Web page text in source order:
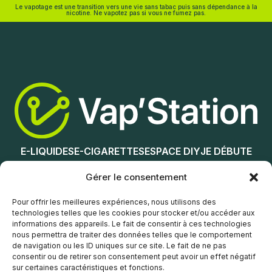
Gérer le consentement
Pour offrir les meilleures expériences, nous utilisons des
technologies telles que les cookies pour stocker et/ou accéder aux
informations des appareils. Le fait de consentir à ces technologies
nous permettra de traiter des données telles que le comportement
de navigation ou les ID uniques sur ce site. Le fait de ne pas
consentir ou de retirer son consentement peut avoir un effet négatif
sur certaines caractéristiques et fonctions.
0
3
6
18
Choix des options
Le vapotage est une transition vers une vie sans tabac puis sans dépendance à la
nicotine. Ne vapotez pas si vous ne fumez pas.
E-LIQUIDESE-CIGARETTESESPACE DIYJE DÉBUTE
NOS MAGASINS
Service client